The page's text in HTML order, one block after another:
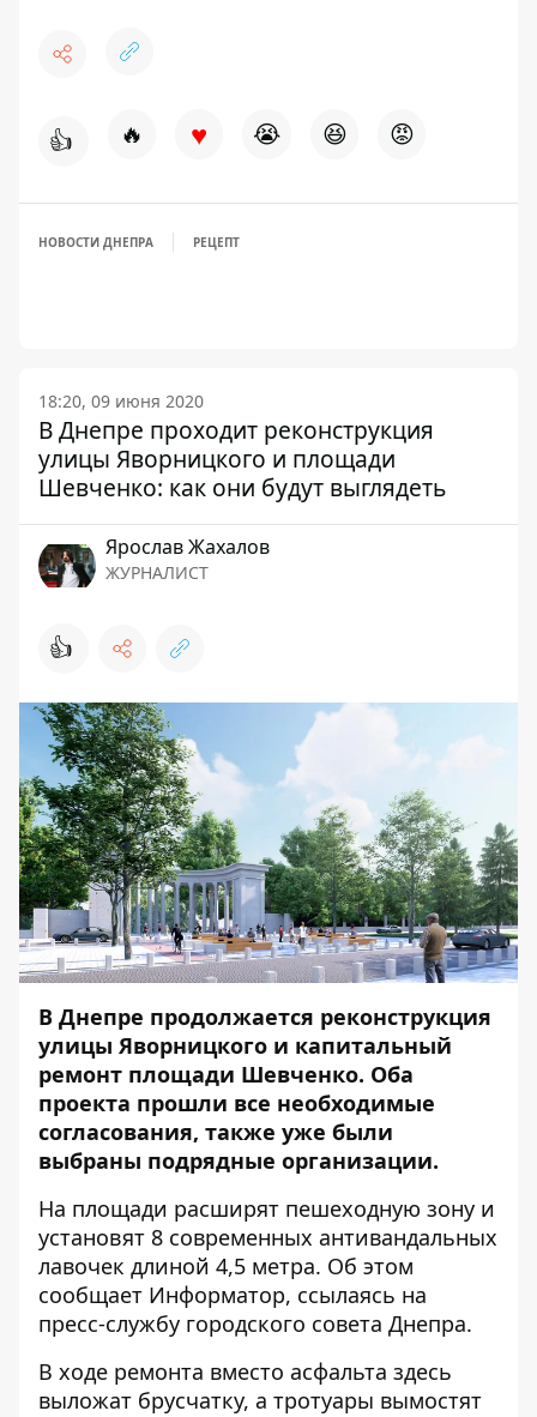
👍 🔥 ♥ 😭 😆 😡
НОВОСТИ ДНЕПРА РЕЦЕПТ
18:20, 09 июня 2020
В Днепре проходит реконструкция
улицы Яворницкого и площади
Шевченко: как они будут выглядеть
Ярослав Жахалов
ЖУРНАЛИСТ
👍
В Днепре продолжается реконструкция
улицы Яворницкого и капитальный
ремонт площади Шевченко. Оба
проекта прошли все необходимые
согласования, также уже были
выбраны подрядные организации.
На площади расширят пешеходную зону и
установят 8 современных антивандальных
лавочек длиной 4,5 метра. Об этом
сообщает Информатор, ссылаясь на
пресс-службу городского совета Днепра.
В ходе ремонта вместо асфальта здесь
выложат брусчатку, а тротуары вымостят